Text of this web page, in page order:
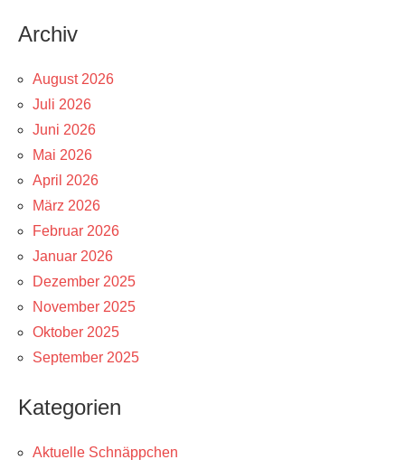
Archiv
August 2026
Juli 2026
Juni 2026
Mai 2026
April 2026
März 2026
Februar 2026
Januar 2026
Dezember 2025
November 2025
Oktober 2025
September 2025
Kategorien
Aktuelle Schnäppchen